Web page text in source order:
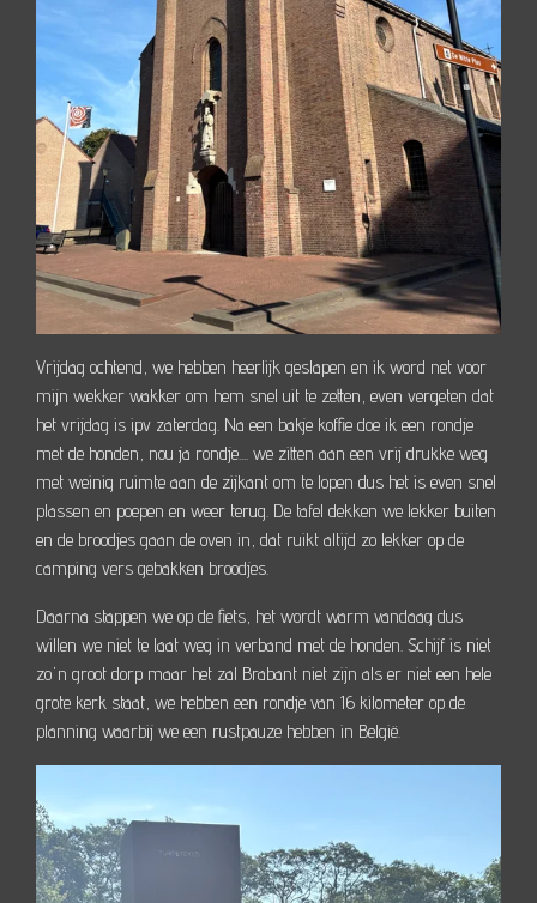
Vrijdag ochtend, we hebben heerlijk geslapen en ik word net voor
mijn wekker wakker om hem snel uit te zetten, even vergeten dat
het vrijdag is ipv zaterdag. Na een bakje koffie doe ik een rondje
met de honden, nou ja rondje.... we zitten aan een vrij drukke weg
met weinig ruimte aan de zijkant om te lopen dus het is even snel
plassen en poepen en weer terug. De tafel dekken we lekker buiten
en de broodjes gaan de oven in, dat ruikt altijd zo lekker op de
camping vers gebakken broodjes.
Daarna stappen we op de fiets, het wordt warm vandaag dus
willen we niet te laat weg in verband met de honden. Schijf is niet
zo'n groot dorp maar het zal Brabant niet zijn als er niet een hele
grote kerk staat, we hebben een rondje van 16 kilometer op de
planning waarbij we een rustpauze hebben in België.